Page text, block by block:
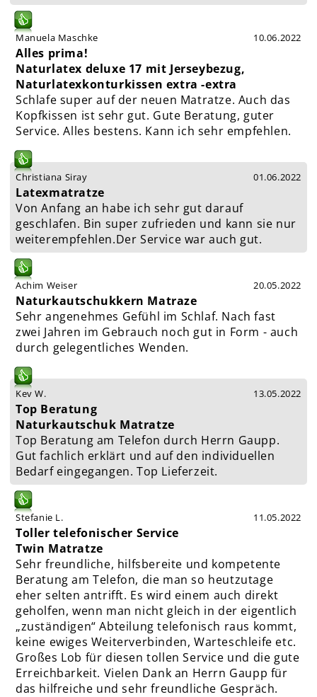
Manuela Maschke 10.06.2022
Alles prima!
Naturlatex deluxe 17 mit Jerseybezug,
Naturlatexkonturkissen extra -extra
Schlafe super auf der neuen Matratze. Auch das
Kopfkissen ist sehr gut. Gute Beratung, guter
Service. Alles bestens. Kann ich sehr empfehlen.
Christiana Siray 01.06.2022
Latexmatratze
Von Anfang an habe ich sehr gut darauf
geschlafen. Bin super zufrieden und kann sie nur
weiterempfehlen.Der Service war auch gut.
Achim Weiser 20.05.2022
Naturkautschukkern Matraze
Sehr angenehmes Gefühl im Schlaf. Nach fast
zwei Jahren im Gebrauch noch gut in Form - auch
durch gelegentliches Wenden.
Kev W. 13.05.2022
Top Beratung
Naturkautschuk Matratze
Top Beratung am Telefon durch Herrn Gaupp.
Gut fachlich erklärt und auf den individuellen
Bedarf eingegangen. Top Lieferzeit.
Stefanie L. 11.05.2022
Toller telefonischer Service
Twin Matratze
Sehr freundliche, hilfsbereite und kompetente
Beratung am Telefon, die man so heutzutage
eher selten antrifft. Es wird einem auch direkt
geholfen, wenn man nicht gleich in der eigentlich
„zuständigen“ Abteilung telefonisch raus kommt,
keine ewiges Weiterverbinden, Warteschleife etc.
Großes Lob für diesen tollen Service und die gute
Erreichbarkeit. Vielen Dank an Herrn Gaupp für
das hilfreiche und sehr freundliche Gespräch.